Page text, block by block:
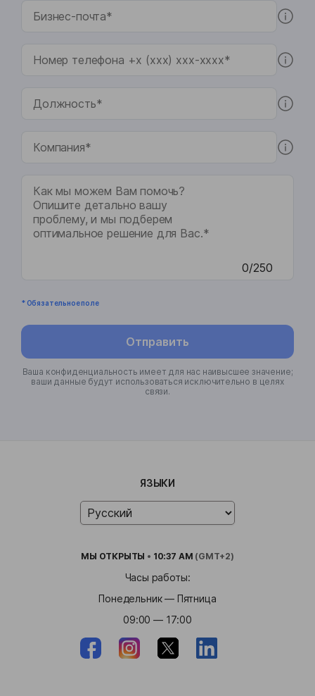
0/250
* Обязательное поле
Отправить
Ваша конфиденциальность имеет для нас наивысшее значение;
ваши данные будут использоваться исключительно в целях
связи.
ЯЗЫКИ
МЫ ОТКРЫТЫ • 10:37 AM (GMT+2)
Часы работы:
Понедельник — Пятница
09:00 — 17:00